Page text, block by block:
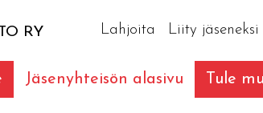
RY Lahjoita Liity jäseneksi
Jäsenyhteisön alasivu Tule